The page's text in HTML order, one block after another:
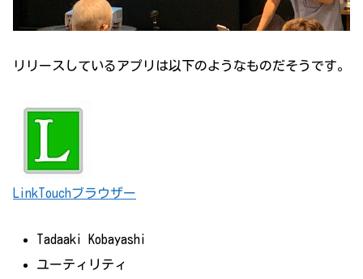
リリースしているアプリは以下のようなものだそうです。
LinkTouchブラウザー
Tadaaki Kobayashi
ユーティリティ